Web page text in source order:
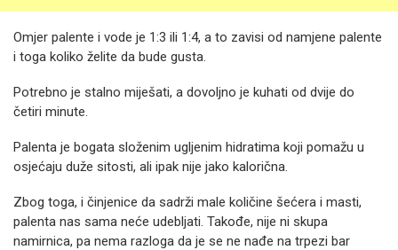
Omjer palente i vode je 1:3 ili 1:4, a to zavisi od namjene palente
i toga koliko želite da bude gusta.
Potrebno je stalno miješati, a dovoljno je kuhati od dvije do
četiri minute.
Palenta je bogata složenim ugljenim hidratima koji pomažu u
osjećaju duže sitosti, ali ipak nije jako kalorična.
Zbog toga, i činjenice da sadrži male količine šećera i masti,
palenta nas sama neće udebljati. Takođe, nije ni skupa
namirnica, pa nema razloga da je se ne nađe na trpezi bar